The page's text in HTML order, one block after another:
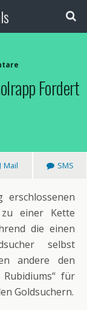
Fordert
Mail SMS
einer Kette
die einen
selbst
andere den
für
Goldsuchern.